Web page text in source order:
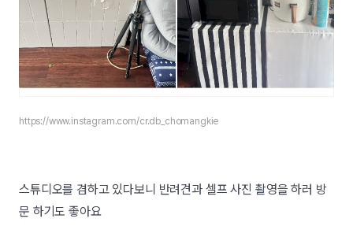
https://www.instagram.com/cr.db_chomangkie
스튜디오를 겸하고 있다보니 반려견과 셀프 사진 촬영을 하러 방
문 하기도 좋아요